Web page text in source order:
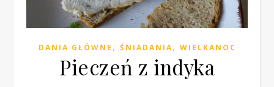
DANIA GŁÓWNE , ŚNIADANIA, WIELKANOC
Pieczeń z indyka